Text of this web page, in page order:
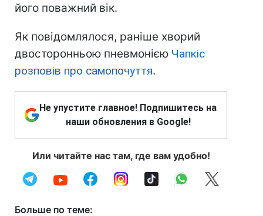
його поважний вік.
Як повідомлялося, раніше хворий
двосторонньою пневмонією Чапкіс
розповів про самопочуття.
Не упустите главное! Подпишитесь на
наши обновления в Google!
Или читайте нас там, где вам удобно!
Больше по теме: